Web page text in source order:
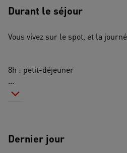
Durant le séjour
Vous vivez sur le spot, et la
8h : petit-déjeuner
...
Dernier jour